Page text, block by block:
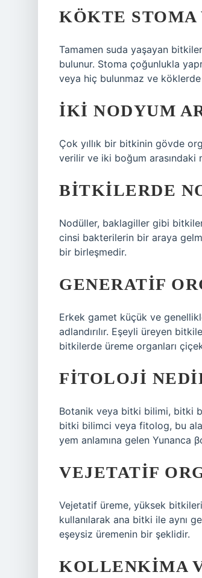
KÖKTE STOMA
Tamamen suda yaşayan
bulunur. Stoma çoğunlukla
veya hiç bulunmaz ve
İKI NODYUM
Çok yıllık bir bitkinin gövde
verilir ve iki boğum arasındaki
BITKILERDE
Nodüller, baklagiller gibi
cinsi bakterilerin bir araya
bir birleşmedir.
GENERATIF
Erkek gamet küçük ve
adlandırılır. Eşeyli üreyen
bitkilerde üreme organları
FITOLOJI
Botanik veya bitki bilimi, bitki
bitki bilimci veya fitolog, bu
yem anlamına gelen Yunanca
VEJETATIF
Vejetatif üreme, yüksek
kullanılarak ana bitki ile aynı
eşeysiz üremenin bir şeklidir.
KOLLENKIMA